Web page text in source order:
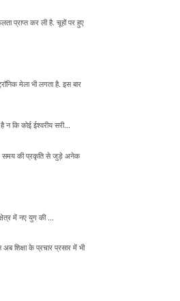
प्राप्त कर ली है. चूहों पर हुए
मेला भी लगता है. इस बार
न कि कोई ईश्वरीय सरी...
समय की प्रकृति से जुड़े अनेक
में नए युग की ...
शिक्षा के प्रचार प्रसार में भी